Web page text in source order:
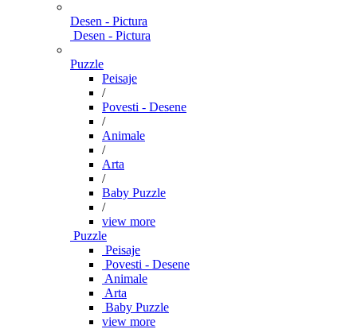
Desen - Pictura
Desen - Pictura
Puzzle
Peisaje
/
Povesti - Desene
/
Animale
/
Arta
/
Baby Puzzle
/
view more
Puzzle
Peisaje
Povesti - Desene
Animale
Arta
Baby Puzzle
view more